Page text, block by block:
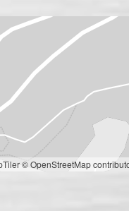
© OpenStreetMap